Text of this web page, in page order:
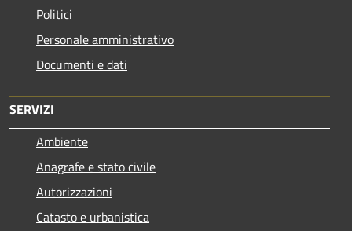
Politici
Personale amministrativo
Documenti e dati
SERVIZI
Ambiente
Anagrafe e stato civile
Autorizzazioni
Catasto e urbanistica